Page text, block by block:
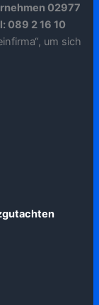
02977
089 2 16 10
um sich